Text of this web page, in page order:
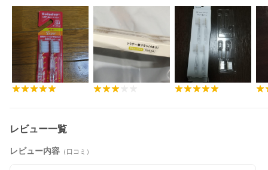
レビュー一覧
レビュー内容 （口コミ）